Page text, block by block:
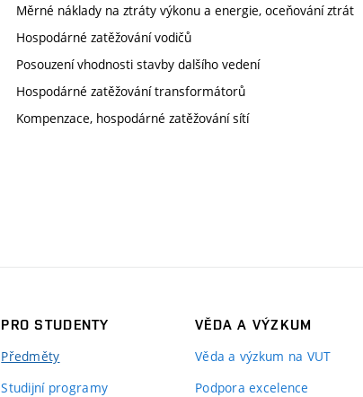
Měrné náklady na ztráty výkonu a energie, oceňování ztrát
Hospodárné zatěžování vodičů
Posouzení vhodnosti stavby dalšího vedení
Hospodárné zatěžování transformátorů
Kompenzace, hospodárné zatěžování sítí
PRO STUDENTY
Předměty
Studijní programy
VĚDA A VÝZKUM
Věda a výzkum na VUT
Podpora excelence